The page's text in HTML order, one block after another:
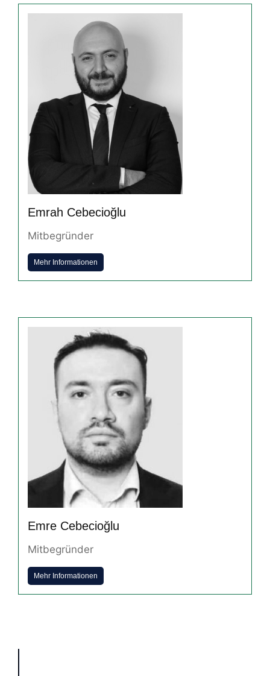
Emrah Cebecioğlu
Mitbegründer
Mehr Informationen
Emre Cebecioğlu
Mitbegründer
Mehr Informationen